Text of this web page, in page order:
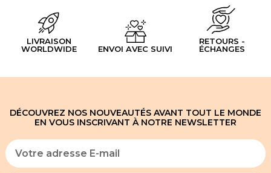
LIVRAISON
WORLDWIDE
ENVOI AVEC SUIVI
RETOURS -
ÉCHANGES
DÉCOUVREZ NOS NOUVEAUTÉS AVANT TOUT LE MONDE
EN VOUS INSCRIVANT À NOTRE NEWSLETTER